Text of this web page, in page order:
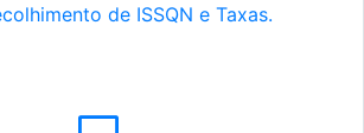
de ISSQN e Taxas.